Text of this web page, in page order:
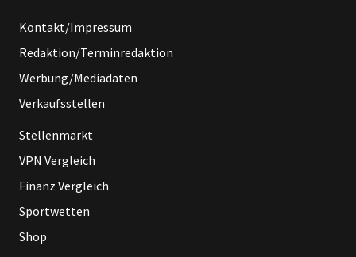
Kontakt/Impressum
Redaktion/Terminredaktion
Werbung/Mediadaten
Verkaufsstellen
Stellenmarkt
VPN Vergleich
Finanz Vergleich
Sportwetten
Shop